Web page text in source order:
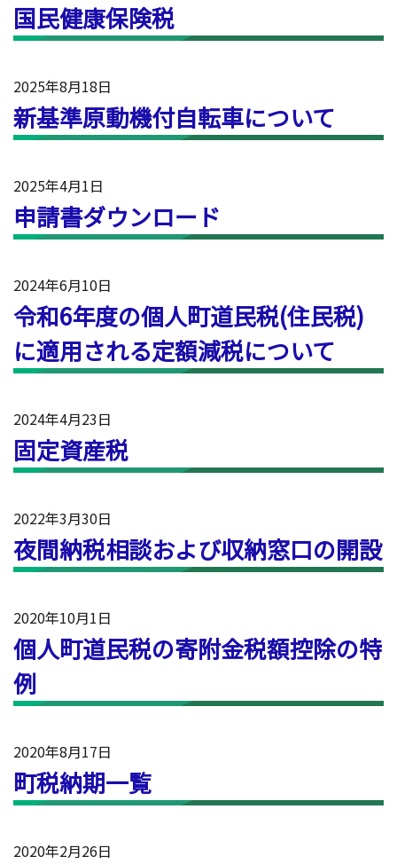
国民健康保険税
2025年8月18日
新基準原動機付自転車について
2025年4月1日
申請書ダウンロード
2024年6月10日
令和6年度の個人町道民税(住民税)
に適用される定額減税について
2024年4月23日
固定資産税
2022年3月30日
夜間納税相談および収納窓口の開設
2020年10月1日
個人町道民税の寄附金税額控除の特
例
2020年8月17日
町税納期一覧
2020年2月26日